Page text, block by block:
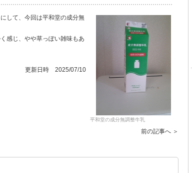
平和堂の成分無調整牛乳
して、今回は平和堂の成分無
感じ、やや草っぽい雑味もあ
更新日時 2025/07/10
前の記事へ ＞